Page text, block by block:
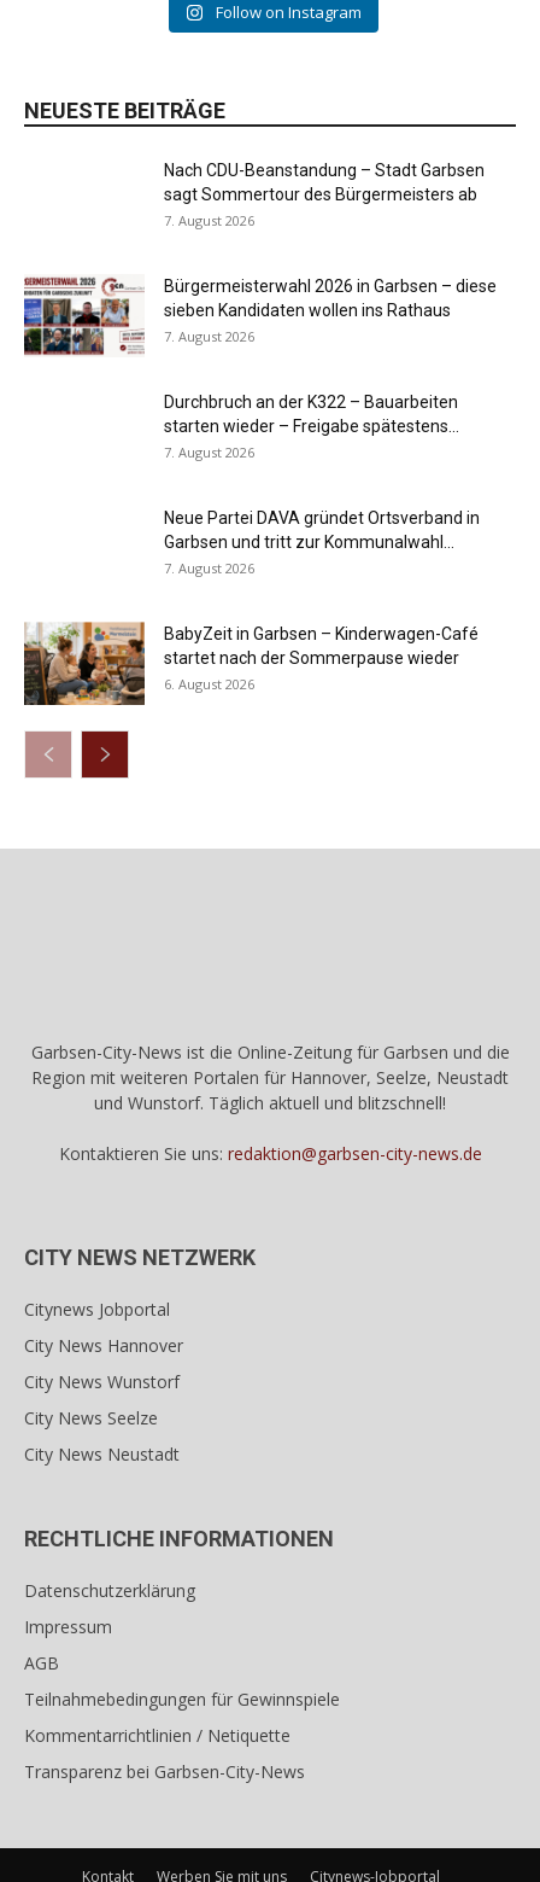
Follow on Instagram
NEUESTE BEITRÄGE
Nach CDU-Beanstandung – Stadt Garbsen
sagt Sommertour des Bürgermeisters ab
7. August 2026
Bürgermeisterwahl 2026 in Garbsen – diese
sieben Kandidaten wollen ins Rathaus
7. August 2026
Durchbruch an der K322 – Bauarbeiten
starten wieder – Freigabe spätestens...
7. August 2026
Neue Partei DAVA gründet Ortsverband in
Garbsen und tritt zur Kommunalwahl...
7. August 2026
BabyZeit in Garbsen – Kinderwagen-Café
startet nach der Sommerpause wieder
6. August 2026
Garbsen-City-News ist die Online-Zeitung für Garbsen und die
Region mit weiteren Portalen für Hannover, Seelze, Neustadt
und Wunstorf. Täglich aktuell und blitzschnell!
Kontaktieren Sie uns: redaktion@garbsen-city-news.de
CITY NEWS NETZWERK
Citynews Jobportal
City News Hannover
City News Wunstorf
City News Seelze
City News Neustadt
RECHTLICHE INFORMATIONEN
Datenschutzerklärung
Impressum
AGB
Teilnahmebedingungen für Gewinnspiele
Kommentarrichtlinien / Netiquette
Transparenz bei Garbsen-City-News
Kontakt Werben Sie mit uns Citynews-Jobportal